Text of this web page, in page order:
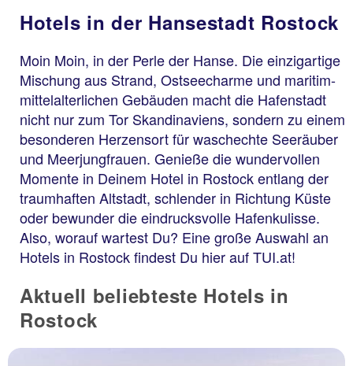
Hotels in der Hansestadt Rostock
Moin Moin, in der Perle der Hanse. Die einzigartige
Mischung aus Strand, Ostseecharme und maritim-
mittelalterlichen Gebäuden macht die Hafenstadt
nicht nur zum Tor Skandinaviens, sondern zu einem
besonderen Herzensort für waschechte Seeräuber
und Meerjungfrauen. Genieße die wundervollen
Momente in Deinem Hotel in Rostock entlang der
traumhaften Altstadt, schlender in Richtung Küste
oder bewunder die eindrucksvolle Hafenkulisse.
Also, worauf wartest Du? Eine große Auswahl an
Hotels in Rostock findest Du hier auf TUI.at!
Aktuell beliebteste Hotels in
Rostock